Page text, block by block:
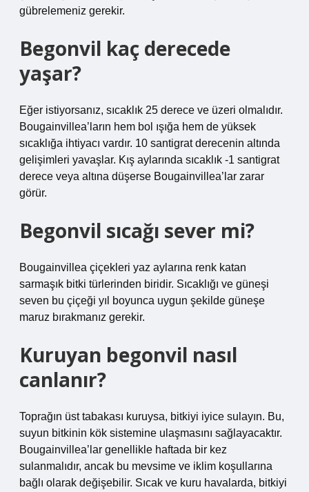
gübrelemeniz gerekir.
Begonvil kaç derecede
yaşar?
Eğer istiyorsanız, sıcaklık 25 derece ve üzeri olmalıdır.
Bougainvillea’ların hem bol ışığa hem de yüksek
sıcaklığa ihtiyacı vardır. 10 santigrat derecenin altında
gelişimleri yavaşlar. Kış aylarında sıcaklık -1 santigrat
derece veya altına düşerse Bougainvillea’lar zarar
görür.
Begonvil sıcağı sever mi?
Bougainvillea çiçekleri yaz aylarına renk katan
sarmaşık bitki türlerinden biridir. Sıcaklığı ve güneşi
seven bu çiçeği yıl boyunca uygun şekilde güneşe
maruz bırakmanız gerekir.
Kuruyan begonvil nasıl
canlanır?
Toprağın üst tabakası kuruysa, bitkiyi iyice sulayın. Bu,
suyun bitkinin kök sistemine ulaşmasını sağlayacaktır.
Bougainvillea’lar genellikle haftada bir kez
sulanmalıdır, ancak bu mevsime ve iklim koşullarına
bağlı olarak değişebilir. Sıcak ve kuru havalarda, bitkiyi